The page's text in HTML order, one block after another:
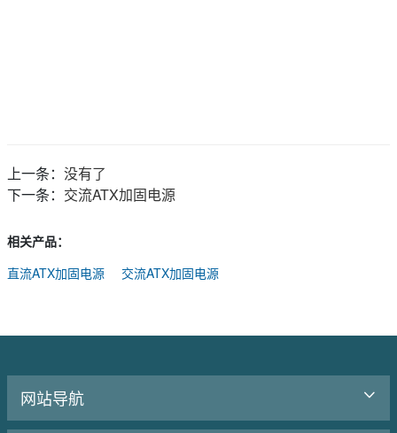
上一条： 没有了
下一条： 交流ATX加固电源
相关产品：
直流ATX加固电源
交流ATX加固电源
网站导航